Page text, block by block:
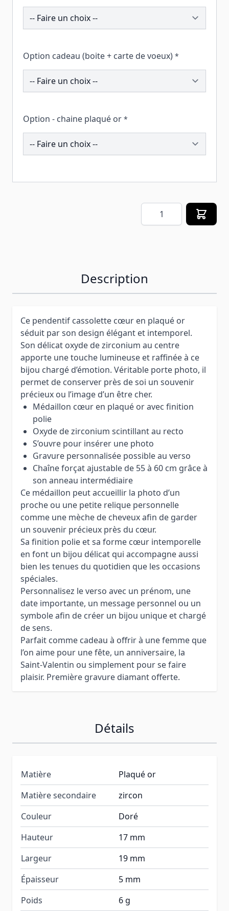
212410
Option cadeau (boite + carte de voeux) *
260124
Option - chaine plaqué or *
261266
Quantité
Description
Ce pendentif cassolette cœur en plaqué or
séduit par son design élégant et intemporel.
Son délicat oxyde de zirconium au centre
apporte une touche lumineuse et raffinée à ce
bijou chargé d’émotion. Véritable porte photo, il
permet de conserver près de soi un souvenir
précieux ou l’image d’un être cher.
Médaillon cœur en plaqué or avec finition
polie
Oxyde de zirconium scintillant au recto
S’ouvre pour insérer une photo
Gravure personnalisée possible au verso
Chaîne forçat ajustable de 55 à 60 cm grâce à
son anneau intermédiaire
Ce médaillon peut accueillir la photo d’un
proche ou une petite relique personnelle
comme une mèche de cheveux afin de garder
un souvenir précieux près du cœur.
Sa finition polie et sa forme cœur intemporelle
en font un bijou délicat qui accompagne aussi
bien les tenues du quotidien que les occasions
spéciales.
Personnalisez le verso avec un prénom, une
date importante, un message personnel ou un
symbole afin de créer un bijou unique et chargé
de sens.
Parfait comme cadeau à offrir à une femme que
l’on aime pour une fête, un anniversaire, la
Saint-Valentin ou simplement pour se faire
plaisir. Première gravure diamant offerte.
Détails
Matière
Plaqué or
Matière secondaire
zircon
Couleur
Doré
Hauteur
17 mm
Largeur
19 mm
Épaisseur
5 mm
Poids
6 g